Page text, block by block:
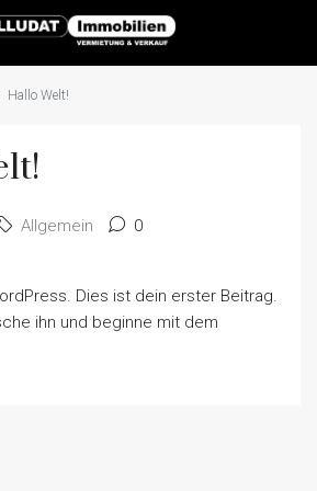
Hallo Welt!
Allgemein 0
Dies ist dein erster Beitrag.
ihn und beginne mit dem